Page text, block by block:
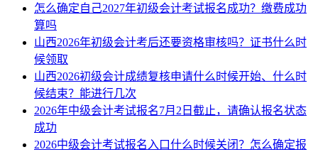
怎么确定自己2027年初级会计考试报名成功？缴费成功
算吗
山西2026年初级会计考后还要资格审核吗？证书什么时
候领取
山西2026初级会计成绩复核申请什么时候开始、什么时
候结束？能进行几次
2026年中级会计考试报名7月2日截止，请确认报名状态
成功
2026中级会计考试报名入口什么时候关闭？怎么确定报